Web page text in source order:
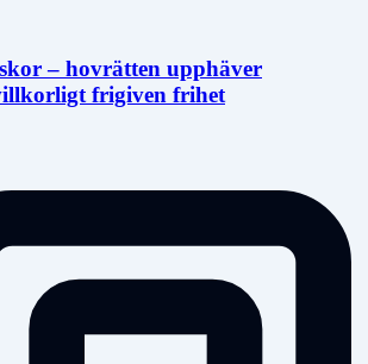
– hovrätten upphäver
frigiven frihet